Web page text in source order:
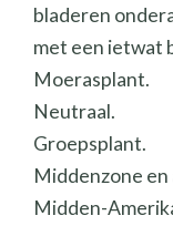
bladeren
met een ietwat
Moerasplant.
Neutraal.
Groepsplant.
Middenzone
Midden-